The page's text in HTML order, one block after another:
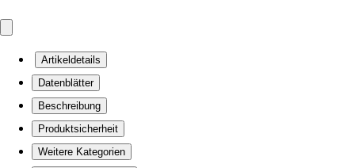
Artikeldetails
Datenblätter
Beschreibung
Produktsicherheit
Weitere Kategorien